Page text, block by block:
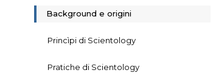
Background e origini
Princìpi di Scientology
Pratiche di Scientology